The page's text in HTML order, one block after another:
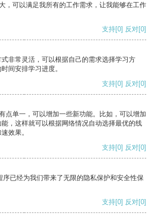
，可以满足我所有的工作需求，让我能够在工作
支持[0] 反对[0]
非常灵活，可以根据自己的需求选择学习方
间安排学习进度。
支持[0] 反对[0]
点单一，可以增加一些新功能。比如，可以增加
，这样就可以根据网络情况自动选择最优的线
效果。
支持[0] 反对[0]
序已经为我们带来了无限的隐私保护和安全性保
支持[0] 反对[0]